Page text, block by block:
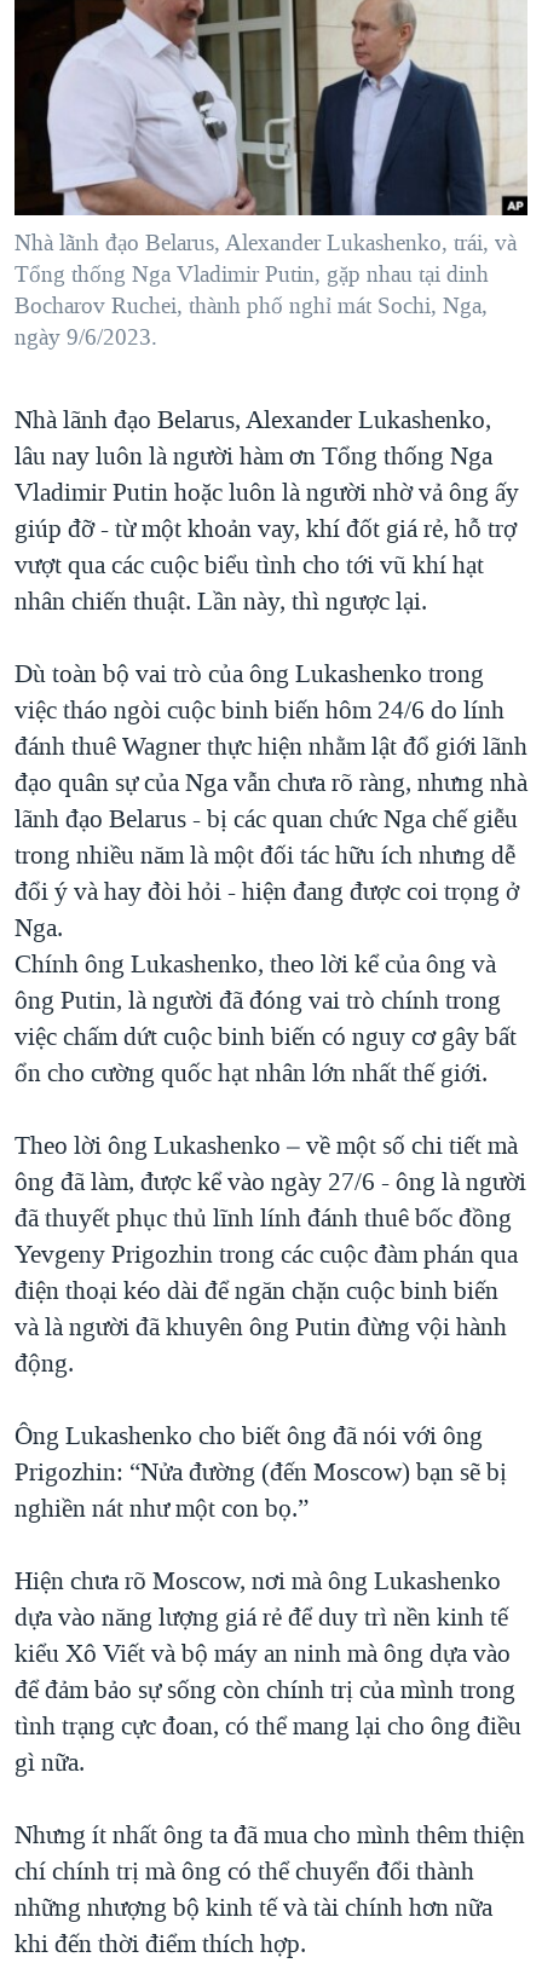
NGƯỜI VIỆT HẢI NGOẠI
ĐỜI SỐNG
KINH TẾ
KHOA HỌC
SỨC KHOẺ
VĂN HOÁ
THỂ THAO
GIÁO DỤC
HÀNH TRÌNH BẦU CỬ 2024
MỘT NĂM CHIẾN TRANH TẠI DẢI GAZA
GIẢI MÃ VÀNH ĐAI & CON ĐƯỜNG
NGÀY TỊ NẠN THẾ GIỚI
GROUND ZERO – XƯA VÀ NAY
CHI PHÍ CHIẾN TRANH AFGHANISTAN
CÁC GIÁ TRỊ CỘNG HÒA Ở VIỆT NAM
TRỊNH VĨNH BÌNH VS. CHÍNH PHỦ VIỆT NAM
NGƯ DÂN VIỆT VÀ LÀN SÓNG TRỘM HẢI SÂM
BÊN KIA QUỐC LỘ: TIẾNG VỌNG TỪ NÔNG THÔN MỸ
QUAN HỆ VIỆT MỸ
VIDEO
NGHE
MẠNG XÃ HỘI
Ngôn ngữ khác
Nhà lãnh đạo Belarus, Alexander Lukashenko, trái, và
Tổng thống Nga Vladimir Putin, gặp nhau tại dinh
Bocharov Ruchei, thành phố nghỉ mát Sochi, Nga,
ngày 9/6/2023.
Nhà lãnh đạo Belarus, Alexander Lukashenko,
lâu nay luôn là người hàm ơn Tổng thống Nga
Vladimir Putin hoặc luôn là người nhờ vả ông ấy
giúp đỡ - từ một khoản vay, khí đốt giá rẻ, hỗ trợ
vượt qua các cuộc biểu tình cho tới vũ khí hạt
nhân chiến thuật. Lần này, thì ngược lại.
Dù toàn bộ vai trò của ông Lukashenko trong
việc tháo ngòi cuộc binh biến hôm 24/6 do lính
đánh thuê Wagner thực hiện nhằm lật đổ giới lãnh
đạo quân sự của Nga vẫn chưa rõ ràng, nhưng nhà
lãnh đạo Belarus - bị các quan chức Nga chế giễu
trong nhiều năm là một đối tác hữu ích nhưng dễ
đổi ý và hay đòi hỏi - hiện đang được coi trọng ở
Nga.
Chính ông Lukashenko, theo lời kể của ông và
ông Putin, là người đã đóng vai trò chính trong
việc chấm dứt cuộc binh biến có nguy cơ gây bất
ổn cho cường quốc hạt nhân lớn nhất thế giới.
Theo lời ông Lukashenko – về một số chi tiết mà
ông đã làm, được kể vào ngày 27/6 - ông là người
đã thuyết phục thủ lĩnh lính đánh thuê bốc đồng
Yevgeny Prigozhin trong các cuộc đàm phán qua
điện thoại kéo dài để ngăn chặn cuộc binh biến
và là người đã khuyên ông Putin đừng vội hành
động.
Ông Lukashenko cho biết ông đã nói với ông
Prigozhin: “Nửa đường (đến Moscow) bạn sẽ bị
nghiền nát như một con bọ.”
Hiện chưa rõ Moscow, nơi mà ông Lukashenko
dựa vào năng lượng giá rẻ để duy trì nền kinh tế
kiểu Xô Viết và bộ máy an ninh mà ông dựa vào
để đảm bảo sự sống còn chính trị của mình trong
tình trạng cực đoan, có thể mang lại cho ông điều
gì nữa.
Nhưng ít nhất ông ta đã mua cho mình thêm thiện
chí chính trị mà ông có thể chuyển đổi thành
những nhượng bộ kinh tế và tài chính hơn nữa
khi đến thời điểm thích hợp.